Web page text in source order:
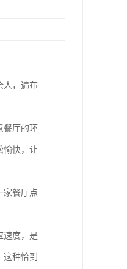
人，遍布
餐厅的环
愉快，让
家餐厅点
速度，是
种恰到